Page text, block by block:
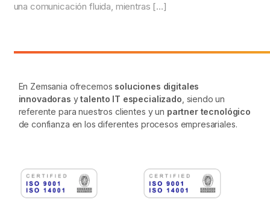
una comunicación fluida, mientras […]
En Zemsania ofrecemos soluciones digitales
innovadoras ytalento IT especializado , siendo un
referente para nuestros clientes y un partner tecnológico
de confianza en los diferentes procesos empresariales.